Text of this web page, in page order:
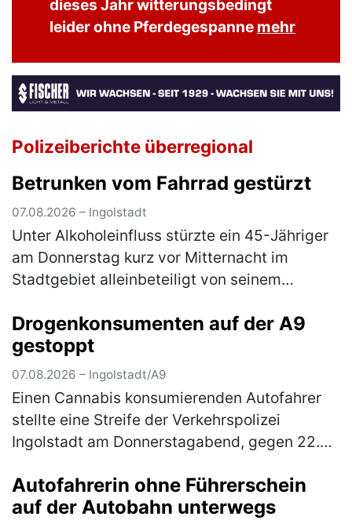
dieses Jahr witterungsbedingt
leider ohne Pferdegespanne mehr
Polizeiberichte überregional
Betrunken vom Fahrrad gestürzt
07.08.2026 – Ingolstadt
Unter Alkoholeinfluss stürzte ein 45-Jähriger
am Donnerstag kurz vor Mitternacht im
Stadtgebiet alleinbeteiligt von seinem
Frühlingstraße in Richtung Schloßlände.…
(mehr)
Drogenkonsumenten auf der A9
gestoppt
07.08.2026 – Ingolstadt/A9
Einen Cannabis konsumierenden Autofahrer
stellte eine Streife der Verkehrspolizei
Ingolstadt am Donnerstagabend, gegen 22.30
befindliche 21-jährige Itali…(mehr)
Autofahrerin ohne Führerschein
auf der Autobahn unterwegs